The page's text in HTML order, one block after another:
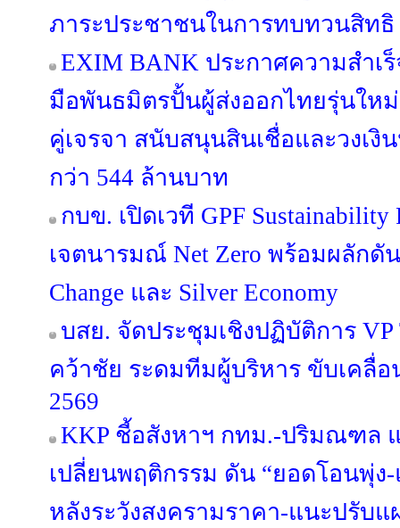
ภาระประชาชนในการทบทวนสิทธิ
EXIM BANK ประกาศความสำเ
มือพันธมิตรปั้นผู้ส่งออกไทยรุ่นใหม่
คู่เจรจา สนับสนุนสินเชื่อและวงเงิ
กว่า 544 ล้านบาท
กบข. เปิดเวที GPF Sustainability
เจตนารมณ์ Net Zero พร้อมผลักดั
Change และ Silver Economy
บสย. จัดประชุมเชิงปฏิบัติการ VP
คว้าชัย ระดมทีมผู้บริหาร ขับเคลื่อ
2569
KKP ชี้อสังหาฯ กทม.-ปริมณฑล
เปลี่ยนพฤติกรรม ดัน “ยอดโอนพุ่ง
หลังระวังสงครามราคา-แนะปรับแ